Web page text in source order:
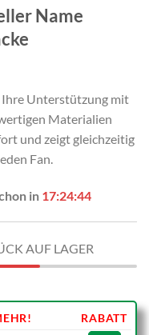
Name
Ihre Unterstützung mit
Materialien
und zeigt gleichzeitig
Fan.
in 17:24:42
AUF LAGER
RABATT